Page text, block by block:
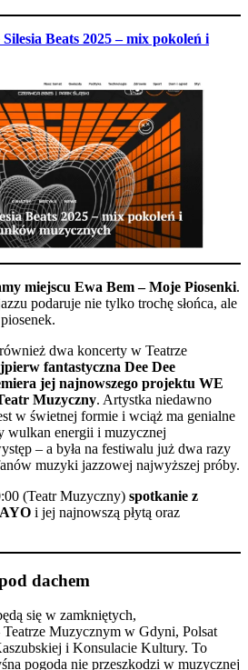
Beats 2025 – mix pokoleń i
miejscu Ewa Bem – Moje Piosenki.
podaruje nie tylko trochę słońca, ale
dwa koncerty w Teatrze
fantastyczna Dee Dee
jej najnowszego projektu WE
Muzyczny. Artystka niedawno
w świetnej formie i wciąż ma genialne
wulkan energii i muzycznej
– a była na festiwalu już dwa razy
muzyki jazzowej najwyższej próby.
(Teatr Muzyczny) spotkanie z
i jej najnowszą płytą oraz
dachem
się w zamkniętych,
Muzycznym w Gdyni, Polsat
i Konsulacie Kultury. To
pogoda nie przeszkodzi w muzycznej